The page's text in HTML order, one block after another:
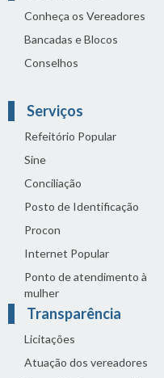
Conheça os Vereadores
Bancadas e Blocos
Conselhos
Serviços
Refeitório Popular
Sine
Conciliação
Posto de Identificação
Procon
Internet Popular
Ponto de atendimento à
mulher
Transparência
Licitações
Atuação dos vereadores